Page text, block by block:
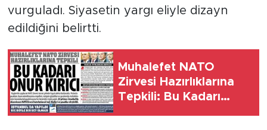
vurguladı. Siyasetin yargı eliyle dizayn
edildiğini belirtti.
Muhalefet NATO
Zirvesi Hazırlıklarına
Tepkili: Bu Kadarı
VİDEOLAR
SOSYAL MEDYA